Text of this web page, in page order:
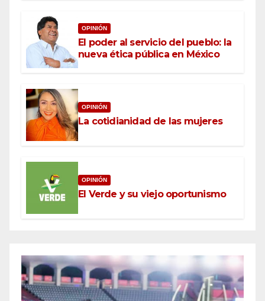
OPINIÓN
El poder al servicio del pueblo: la
nueva ética pública en México
OPINIÓN
La cotidianidad de las mujeres
OPINIÓN
El Verde y su viejo oportunismo